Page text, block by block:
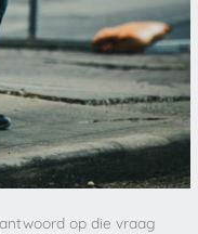
op die vraag